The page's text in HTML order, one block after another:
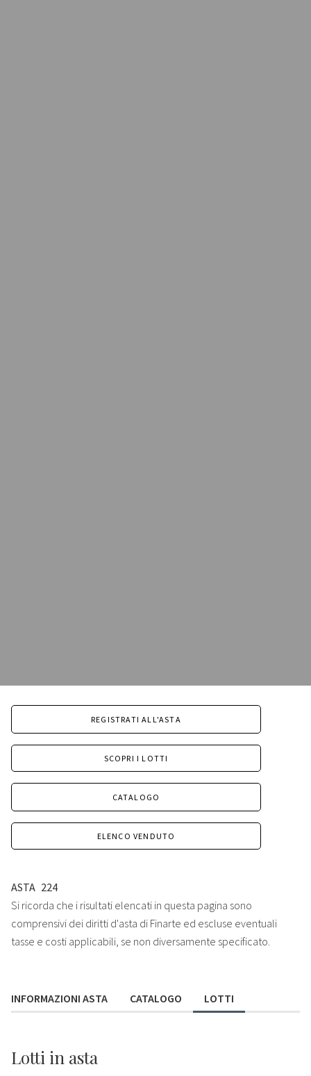
REGISTRATI ALL'ASTA
SCOPRI I LOTTI
CATALOGO
ELENCO VENDUTO
ASTA 224
Si ricorda che i risultati elencati in questa pagina sono
comprensivi dei diritti d'asta di Finarte ed escluse eventuali
tasse e costi applicabili, se non diversamente specificato.
INFORMAZIONI ASTA CATALOGO LOTTI
Lotti in asta